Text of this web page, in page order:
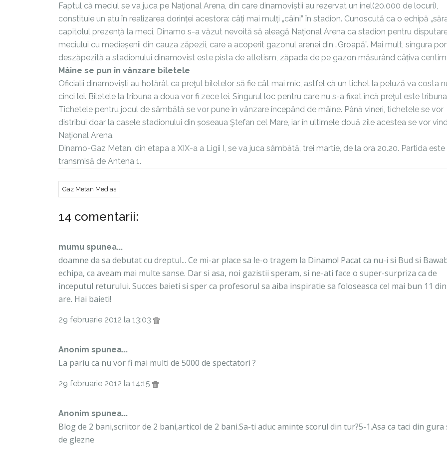
Faptul că meciul se va juca pe Național Arena, din care dinamoviștii au rezervat un inel(20.000 de locuri),
constituie un atu în realizarea dorinței acestora: câți mai mulți „câini” în stadion. Cunoscută ca o echipă
capitolul prezență la meci, Dinamo s-a văzut nevoită să aleagă Național Arena ca stadion pentru
meciului cu medieșenii din cauza zăpezii, care a acoperit gazonul arenei din „Groapă”. Mai mult, singura
deszăpezită a stadionului dinamovist este pista de atletism, zăpada de pe gazon măsurând câțiva
Mâine se pun în vânzare biletele
Oficialii dinamoviști au hotărât ca preţul biletelor să fie cât mai mic, astfel că un tichet la peluză va costa
cinci lei. Biletele la tribuna a doua vor fi zece lei. Singurul loc pentru care nu s-a fixat încă preţul este tribuna
Tichetele pentru jocul de sâmbătă se vor pune în vânzare începând de mâine. Până vineri, tichetele se vor
distribui doar la casele stadionului din șoseaua Ştefan cel Mare, iar în ultimele două zile acestea se vor
Naţional Arena.
Dinamo-Gaz Metan, din etapa a XIX-a a Ligii I, se va juca sâmbătă, trei martie, de la ora 20.20. Partida este
transmisă de Antena 1.
Gaz Metan Medias
14 comentarii:
mumu spunea...
doamne da sa debutat cu dreptul... Ce mi-ar place sa le-o tragem la Dinamo! Pacat ca nu-i si Bud si
echipa, ca aveam mai multe sanse. Dar si asa, noi gazistii speram, si ne-ati face o super-surpriza ca de
inceputul returului. Succes baieti si sper ca profesorul sa aiba inspiratie sa foloseasca cel mai bun 11
are. Hai baieti!
29 februarie 2012 la 13:03
Anonim spunea...
La pariu ca nu vor fi mai multi de 5000 de spectatori ?
29 februarie 2012 la 14:15
Anonim spunea...
Blog de 2 bani,scriitor de 2 bani,articol de 2 bani.Sa-ti aduc aminte scorul din tur?5-1.Asa ca taci din gura
de glezne